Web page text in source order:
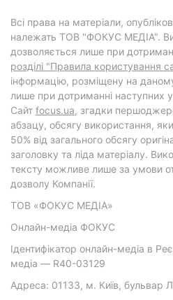
Всі права на матеріали,
належать ТОВ "ФОКУС МЕДІА".
дозволяється лише при
розділі "Правила користування
інформацію, розміщену на
лише при дотриманні наступних
Cайт focus.ua, згадки
абзацу, обсягу використання,
50% від загального обсягу
заголовку та ліда матеріалу.
тексту можливе лише за умови
дозволу Компанії.
ТОВ «ФОКУС МЕДІА»
Онлайн-медіа ФОКУС
Ідентифікатор онлайн-медіа в
медіа — R40-03129
Адреса: 01133, м. Київ, бульвар